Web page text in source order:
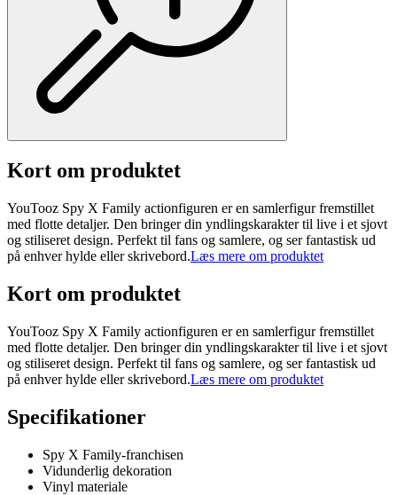
Kort om produktet
YouTooz Spy X Family actionfiguren er en samlerfigur fremstillet
med flotte detaljer. Den bringer din yndlingskarakter til live i et sjovt
og stiliseret design. Perfekt til fans og samlere, og ser fantastisk ud
på enhver hylde eller skrivebord.Læs mere om produktet
Kort om produktet
YouTooz Spy X Family actionfiguren er en samlerfigur fremstillet
med flotte detaljer. Den bringer din yndlingskarakter til live i et sjovt
og stiliseret design. Perfekt til fans og samlere, og ser fantastisk ud
på enhver hylde eller skrivebord.Læs mere om produktet
Specifikationer
Spy X Family-franchisen
Vidunderlig dekoration
Vinyl materiale